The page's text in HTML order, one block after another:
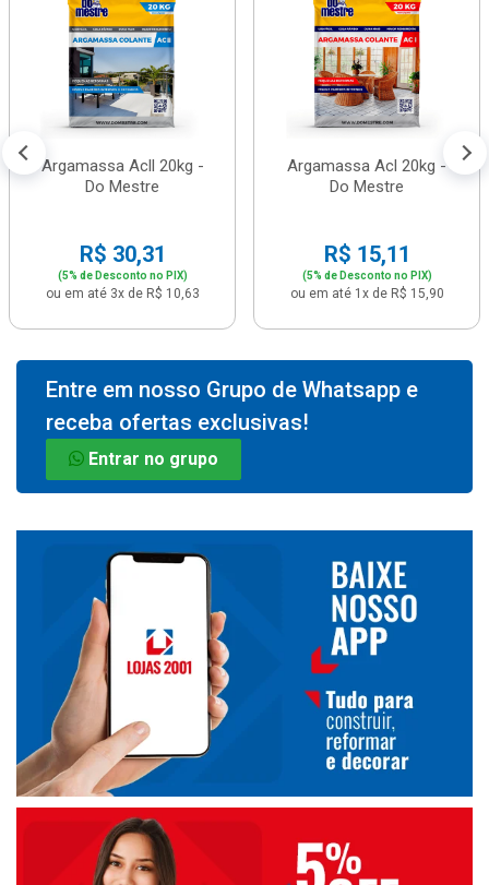
Argamassa Acll 20kg -
Do Mestre
R$ 30,31
(5% de Desconto no PIX)
ou em até 3x de R$ 10,63
Argamassa Acl 20kg -
Do Mestre
R$ 15,11
(5% de Desconto no PIX)
ou em até 1x de R$ 15,90
Entre em nosso Grupo de Whatsapp e
receba ofertas exclusivas!
Entrar no grupo